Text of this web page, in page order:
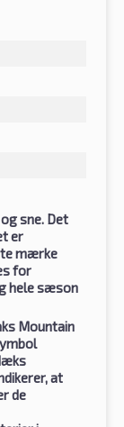
sne. Det
er
mærke
for
hele sæson
Mountain
at
de